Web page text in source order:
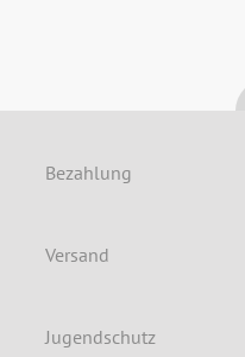
Bezahlung
Versand
Jugendschutz